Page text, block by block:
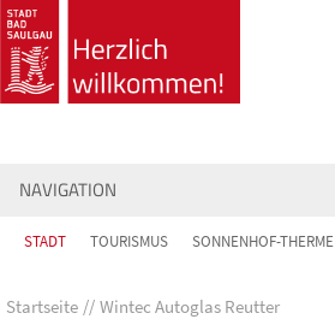
NAVIGATION
STADT TOURISMUS SONNENHOF-THERME
Startseite Wintec Autoglas Reutter